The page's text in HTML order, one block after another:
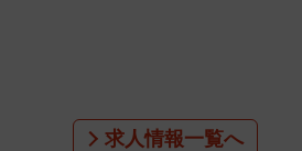
求人情報一覧へ